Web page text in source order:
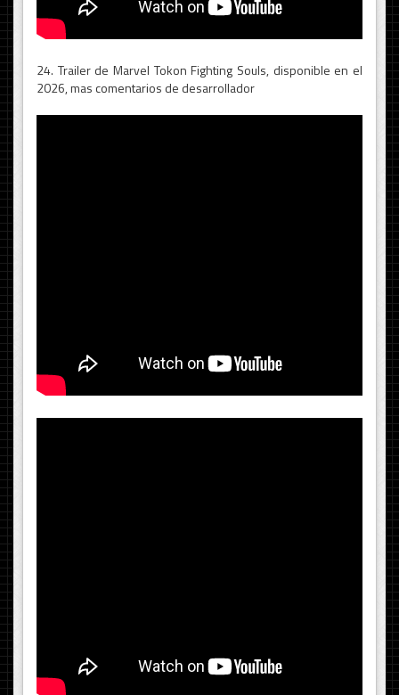
24. Trailer de Marvel Tokon Fighting Souls, disponible en el
2026, mas comentarios de desarrollador